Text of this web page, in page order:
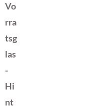
Vo
rra
tsg
las
-
Hi
nt